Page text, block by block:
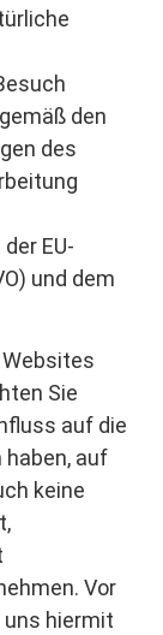
den
des
EU-
und dem
Sie
auf die
haben, auf
keine
Vor
hiermit